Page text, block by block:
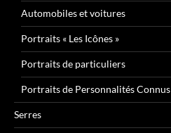
Automobiles et voitures
Portraits « Les Icônes »
Portraits de particuliers
Portraits de Personnalités Connus
Serres